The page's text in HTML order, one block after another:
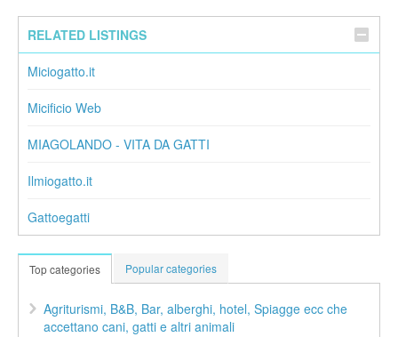
RELATED LISTINGS
Miciogatto.it
Micificio Web
MIAGOLANDO - VITA DA GATTI
Ilmiogatto.it
Gattoegatti
Top categories Popular categories
Agriturismi, B&B, Bar, alberghi, hotel, Spiagge ecc che
accettano cani, gatti e altri animali